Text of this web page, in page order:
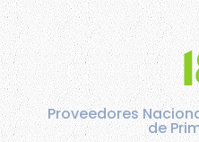
Proveedores
de